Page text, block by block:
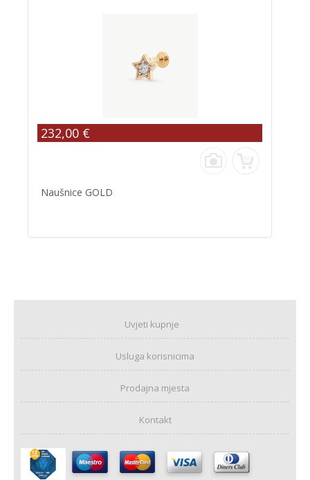
232,00 €
Naušnice GOLD
Uvjeti kupnje
Usluga korisnicima
Prodajna mjesta
Kontakt